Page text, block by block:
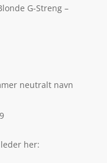
G-Streng –
neutralt navn
her: